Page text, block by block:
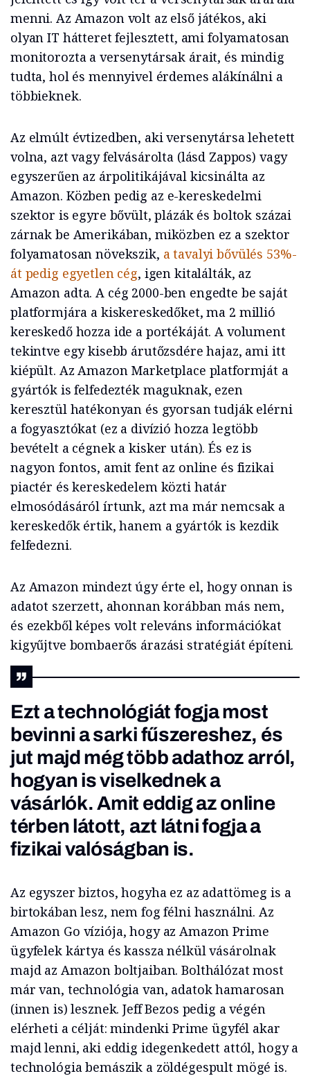
menni. Az Amazon volt az első játékos, aki
olyan IT hátteret fejlesztett, ami folyamatosan
monitorozta a versenytársak árait, és mindig
tudta, hol és mennyivel érdemes alákínálni a
többieknek.
Az elmúlt évtizedben, aki versenytársa lehetett
volna, azt vagy felvásárolta (lásd Zappos) vagy
egyszerűen az árpolitikájával kicsinálta az
Amazon. Közben pedig az e-kereskedelmi
szektor is egyre bővült, plázák és boltok százai
zárnak be Amerikában, miközben ez a szektor
folyamatosan növekszik, a tavalyi bővülés 53%-
át pedig egyetlen cég, igen kitalálták, az
Amazon adta. A cég 2000-ben engedte be saját
platformjára a kiskereskedőket, ma 2 millió
kereskedő hozza ide a portékáját. A volument
tekintve egy kisebb árutőzsdére hajaz, ami itt
kiépült. Az Amazon Marketplace platformját a
gyártók is felfedezték maguknak, ezen
keresztül hatékonyan és gyorsan tudják elérni
a fogyasztókat (ez a divízió hozza legtöbb
bevételt a cégnek a kisker után). És ez is
nagyon fontos, amit fent az online és fizikai
piactér és kereskedelem közti határ
elmosódásáról írtunk, azt ma már nemcsak a
kereskedők értik, hanem a gyártók is kezdik
felfedezni.
Az Amazon mindezt úgy érte el, hogy onnan is
adatot szerzett, ahonnan korábban más nem,
és ezekből képes volt releváns információkat
kigyűjtve bombaerős árazási stratégiát építeni.
Ezt a technológiát fogja most
bevinni a sarki fűszereshez, és
jut majd még több adathoz arról,
hogyan is viselkednek a
vásárlók. Amit eddig az online
térben látott, azt látni fogja a
fizikai valóságban is.
Az egyszer biztos, hogyha ez az adattömeg is a
birtokában lesz, nem fog félni használni. Az
Amazon Go víziója, hogy az Amazon Prime
ügyfelek kártya és kassza nélkül vásárolnak
majd az Amazon boltjaiban. Bolthálózat most
már van, technológia van, adatok hamarosan
(innen is) lesznek. Jeff Bezos pedig a végén
elérheti a célját: mindenki Prime ügyfél akar
majd lenni, aki eddig idegenkedett attól, hogy a
technológia bemászik a zöldégespult mögé is.